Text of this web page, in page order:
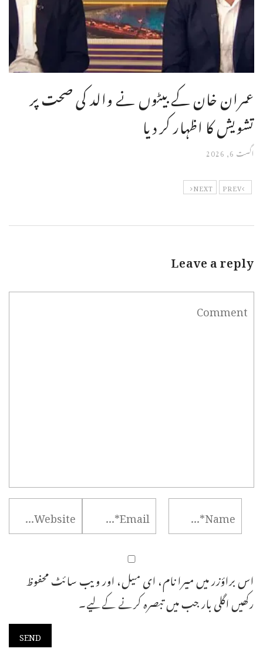
عمران خان کے بیٹوں نے والد کی صحت پر
تشویش کا اظہار کر دیا
اگست 6, 2026
PREV
NEXT
Leave a reply
اس براؤزر میں میرا نام، ای میل، اور ویب سائٹ محفوظ
رکھیں اگلی بار جب میں تبصرہ کرنے کےلیے۔